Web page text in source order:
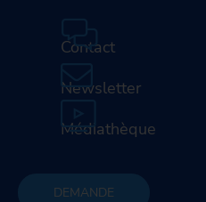
Contact
Newsletter
Médiathèque
DEMANDE